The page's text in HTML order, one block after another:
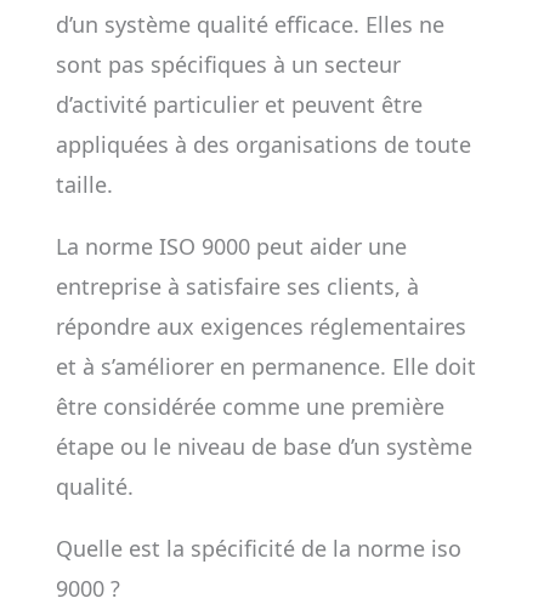
d’un système qualité efficace. Elles ne
sont pas spécifiques à un secteur
d’activité particulier et peuvent être
appliquées à des organisations de toute
taille.
La norme ISO 9000 peut aider une
entreprise à satisfaire ses clients, à
répondre aux exigences réglementaires
et à s’améliorer en permanence. Elle doit
être considérée comme une première
étape ou le niveau de base d’un système
qualité.
Quelle est la spécificité de la norme iso
9000 ?